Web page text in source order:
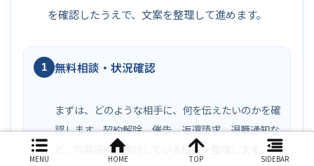
を確認したうえで、文案を整理して進めます。
1 無料相談・状況確認
まずは、どのような相手に、何を伝えたいのかを確
認します。契約解除、催告、返還請求、退職通知な
ど、内容証明を検討している理由を整理します。
MENU HOME TOP SIDEBAR